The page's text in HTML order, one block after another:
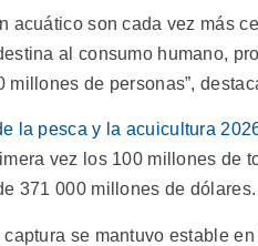
acuático son cada vez más
al consumo humano,
millones de personas”,
la pesca y la acuicultura
vez los 100 millones de
371 000 millones de dólares.
se mantuvo estable